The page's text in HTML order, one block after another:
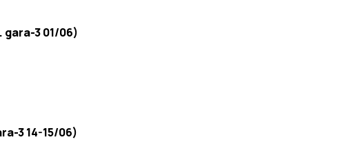
gara-3 01/06)
3 14-15/06)